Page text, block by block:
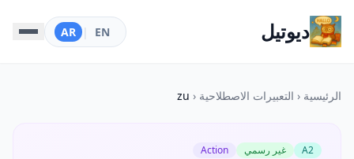
ديوتيل EN
|
AR
الرئيسية ‹ التعبيرات الاصطلاحية ‹
zu
A2 غير رسمي Action